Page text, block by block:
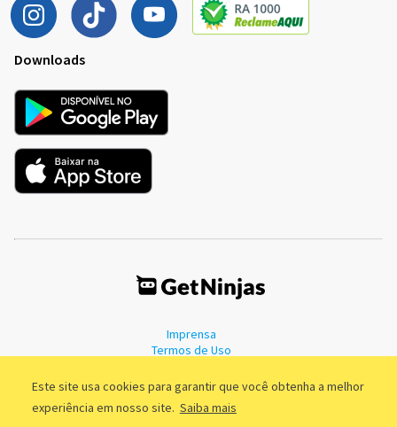
Este site usa cookies para garantir que você obtenha a melhor
experiência em nosso site. Saiba mais
Downloads
Imprensa
Termos de Uso